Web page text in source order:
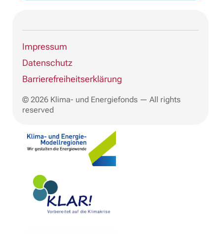
KLAR
wischenbart@gda.gv.at
Mehr erfahren
KLAR
AMSTETTEN SÜD
walcher@gda.gv.at
Impressum
Datenschutz
Barrierefreiheitserklärung
© 2026 Klima- und Energiefonds — All rights
reserved